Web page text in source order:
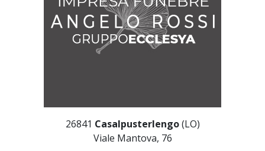
26841 Casalpusterlengo(LO)
Viale Mantova, 76